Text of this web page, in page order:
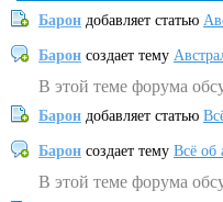
Барон добавляет статью
Барон создает тему
В этой теме форума
Барон добавляет статью
Барон создает тему Всё об
В этой теме форума